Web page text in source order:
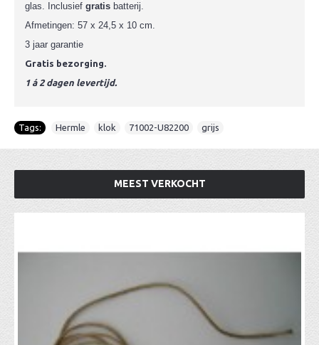
glas. Inclusief gratis batterij.
Afmetingen: 57 x 24,5 x 10 cm.
3 jaar garantie
Gratis bezorging.
1 á 2 dagen levertijd.
Tags: Hermle klok 71002-U82200 grijs
MEEST VERKOCHT